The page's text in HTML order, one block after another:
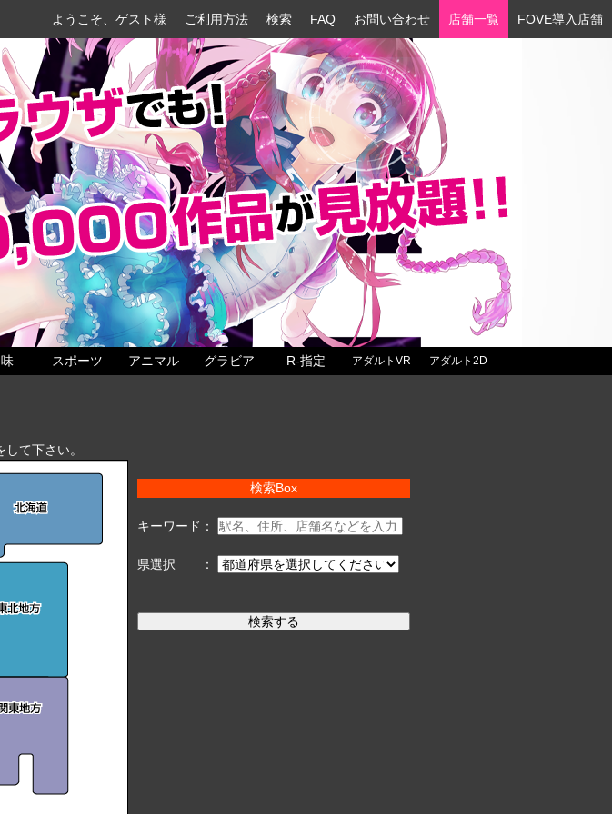
ようこそ、ゲスト様 ご利用方法 検索 FAQ お問い合わせ 店舗一覧 FOVE導入店舗
スポーツ アニマル グラビア R-指定 アダルトVR アダルト2D
て下さい。
検索Box
キーワード：
県選択 ：